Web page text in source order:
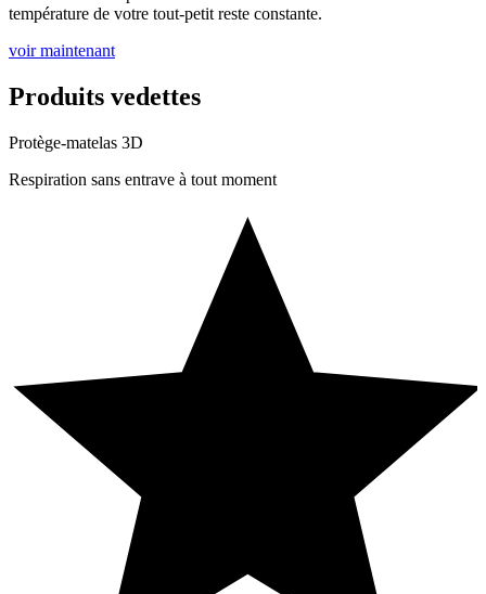
température de votre tout-petit reste constante.
voir maintenant
Produits vedettes
Protège-matelas 3D
Respiration sans entrave à tout moment